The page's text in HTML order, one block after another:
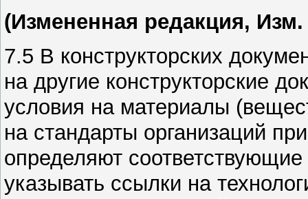
(Измененная редакция,
7.5 В конструкторских
на другие конструкторские
условия на материалы
на стандарты организаций
определяют
указывать ссылки на